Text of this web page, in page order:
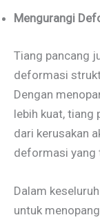
Mengurangi
Tiang pancang
deformasi
Dengan
lebih kuat, tiang
dari kerusakan
deformasi yang
Dalam
untuk